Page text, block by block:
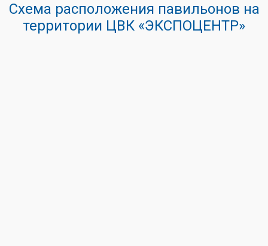
Схема расположения павильонов на
территории ЦВК «ЭКСПОЦЕНТР»